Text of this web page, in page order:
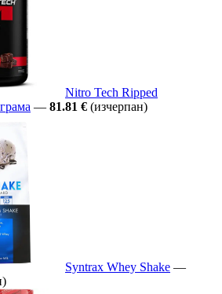
Nitro Tech Ripped
— 81.81 € (изчерпан)
Syntrax Whey Shake —